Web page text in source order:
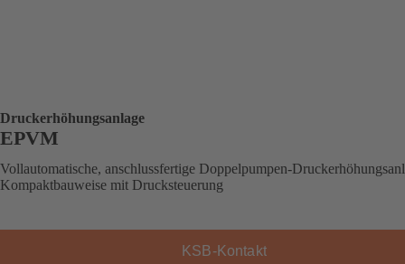
Druckerhöhungsanlage
EPVM
Vollautomatische, anschlussfertige Doppelpumpen-
Kompaktbauweise mit Drucksteuerung
KSB-Kontakt